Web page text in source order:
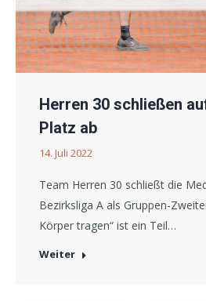
Herren 30 schließen
Platz ab
14. Juli 2022
Team Herren 30 schließt die
Bezirksliga A als Gruppen-
Körper tragen“ ist ein Teil…
Weiter